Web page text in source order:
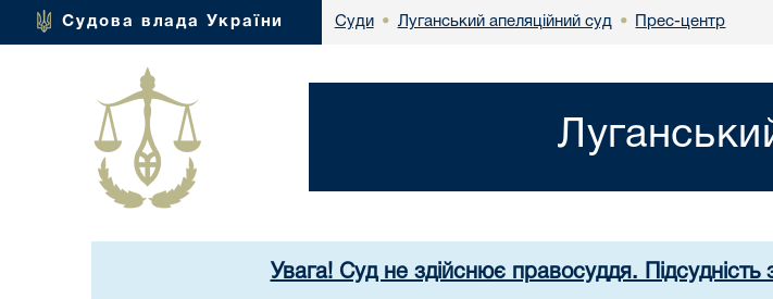
Судова влада України Суди • Луганський апеляційний суд • Прес-центр
Увага! Суд не здійснює правосуддя.